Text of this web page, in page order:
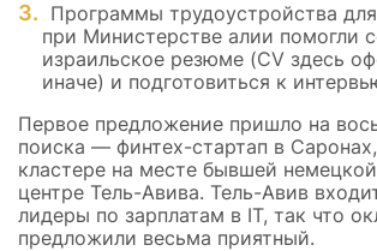
Программы трудоустройства
при Министерстве алии помогли
израильское резюме (CV здесь
иначе) и подготовиться к
Первое предложение пришло на
поиска — финтех-стартап в
кластере на месте бывшей
центре Тель-Авива. Тель-Авив
лидеры по зарплатам в IT, так что
предложили весьма приятный.